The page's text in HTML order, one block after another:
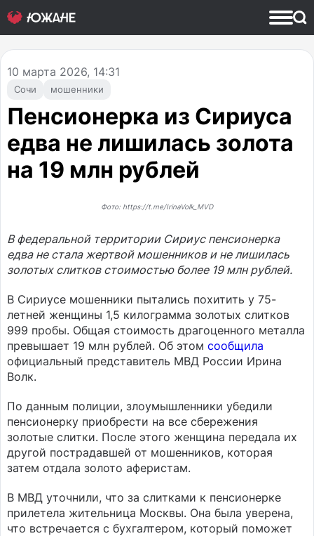
Сочи мошенники
10 марта 2026, 14:31
Пенсионерка из Сириуса
едва не лишилась золота
на 19 млн рублей
Фото: https://t.me/IrinaVolk_MVD
В федеральной территории Сириус пенсионерка
едва не стала жертвой мошенников и не лишилась
золотых слитков стоимостью более 19 млн рублей.
В Сириусе мошенники пытались похитить у 75-
летней женщины 1,5 килограмма золотых слитков
999 пробы. Общая стоимость драгоценного металла
превышает 19 млн рублей. Об этом сообщила
официальный представитель МВД России Ирина
Волк.
По данным полиции, злоумышленники убедили
пенсионерку приобрести на все сбережения
золотые слитки. После этого женщина передала их
другой пострадавшей от мошенников, которая
затем отдала золото аферистам.
В МВД уточнили, что за слитками к пенсионерке
прилетела жительница Москвы. Она была уверена,
что встречается с бухгалтером, который поможет